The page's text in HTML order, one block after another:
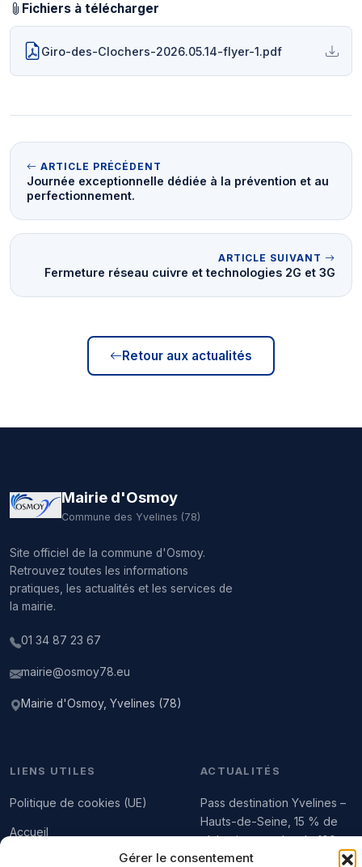
Gérer le consentement
Fichiers à télécharger
Giro-des-Clochers-2026.05.14-flyer-1.pdf
ARTICLE PRÉCÉDENT
Journée exceptionnelle dédiée à la prévention et au
perfectionnement.
ARTICLE SUIVANT
Fermeture réseau cuivre et technologies 2G et 3G
Retour aux actualités
Mairie d'Osmoy
Commune des Yvelines (78)
Site officiel de la commune d'Osmoy.
Retrouvez toutes les informations
pratiques, les actualités et les services de
la mairie.
01 34 87 23 67
mairie@osmoy78.eu
Mairie d'Osmoy, Yvelines (78)
LIENS UTILES
Politique de cookies (UE)
Accueil
Arrêtés municipaux (bruit,
ACTUALITÉS
Pass destination Yvelines –
Hauts-de-Seine, 15 % de
réduction sur plus de 100
sites touristiques, culturels,